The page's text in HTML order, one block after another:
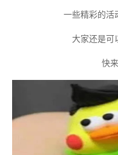
一些精彩的活
大家还是可
快